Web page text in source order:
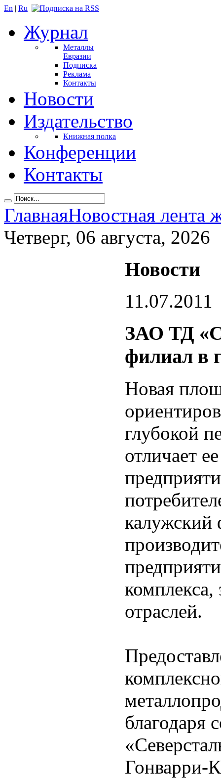
En | Ru
Журнал
Металлы
Евразии
Подписка
Реклама
Контакты
Новости
Издательство
Книжная полка
Конференции
Контакты
ГлавнаяНовостная лента
Четверг, 06 августа, 2026
Новости
11.07.2011
ЗАО ТД
филиал в
Новая
глубокой
отличает
калужский
комплекса,
отраслей.
благодаря
Гонварри-